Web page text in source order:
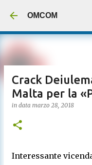
OMCOM
Crack
Malta per la
in data marzo 28, 2018
Interessante